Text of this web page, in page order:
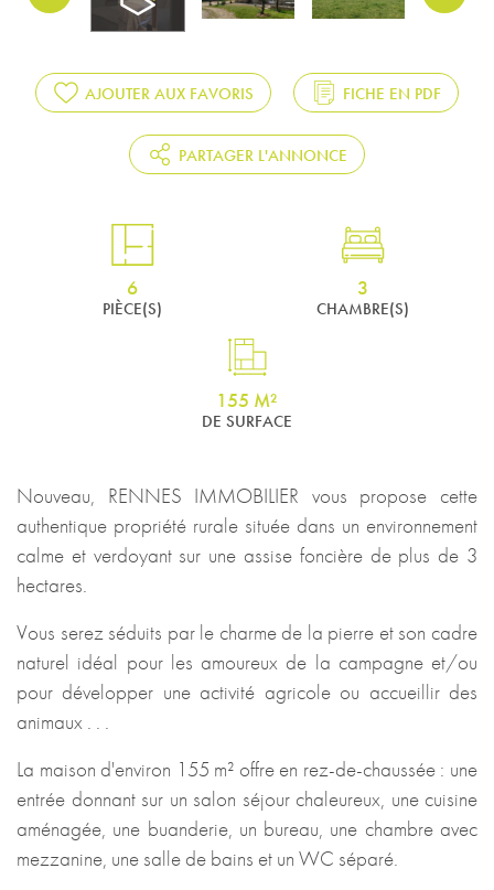
AJOUTER AUX FAVORIS FICHE EN PDF
PARTAGER L'ANNONCE
6
PIÈCE(S)
3
CHAMBRE(S)
155 M²
DE SURFACE
Nouveau, RENNES IMMOBILIER vous propose cette
authentique propriété rurale située dans un environnement
calme et verdoyant sur une assise foncière de plus de 3
hectares.
Vous serez séduits par le charme de la pierre et son cadre
naturel idéal pour les amoureux de la campagne et/ou
pour développer une activité agricole ou accueillir des
animaux . . .
La maison d'environ 155 m² offre en rez-de-chaussée : une
entrée donnant sur un salon séjour chaleureux, une cuisine
aménagée, une buanderie, un bureau, une chambre avec
mezzanine, une salle de bains et un WC séparé.